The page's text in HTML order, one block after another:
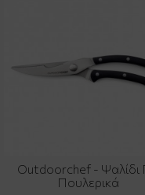
Outdoorchef - Ψαλίδι
Πουλερικά